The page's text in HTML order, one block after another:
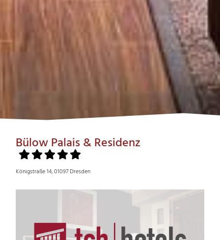
Bülow Palais & Residenz
Königstraße 14, 01097 Dresden